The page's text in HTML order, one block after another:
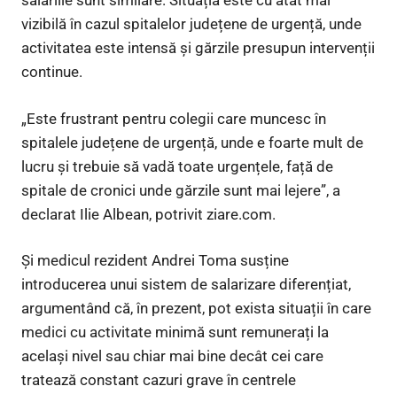
vizibilă în cazul spitalelor județene de urgență, unde
activitatea este intensă și gărzile presupun intervenții
continue.
„Este frustrant pentru colegii care muncesc în
spitalele județene de urgență, unde e foarte mult de
lucru și trebuie să vadă toate urgențele, față de
spitale de cronici unde gărzile sunt mai lejere”, a
declarat Ilie Albean, potrivit ziare.com.
Și medicul rezident Andrei Toma susține
introducerea unui sistem de salarizare diferențiat,
argumentând că, în prezent, pot exista situații în care
medici cu activitate minimă sunt remunerați la
același nivel sau chiar mai bine decât cei care
tratează constant cazuri grave în centrele